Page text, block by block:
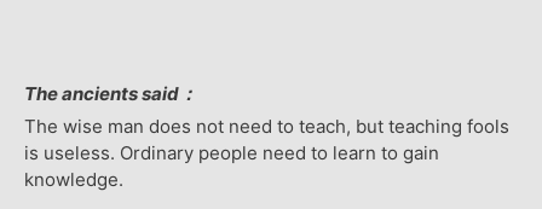
The ancients said：
The wise man does not need to teach, but teaching fools
is useless. Ordinary people need to learn to gain
knowledge.